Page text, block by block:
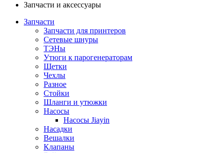
Запчасти и аксессуары
Запчасти
Запчасти для принтеров
Сетевые шнуры
ТЭНы
Утюги к парогенераторам
Щетки
Чехлы
Разное
Стойки
Шланги и утюжки
Насосы
Насосы Jiayin
Насадки
Вешалки
Клапаны